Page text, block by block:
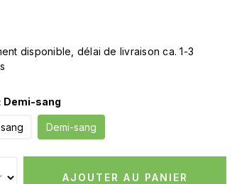
disponible, délai de livraison ca. 1-3
Demi-sang
Demi-sang
AJOUTER AU PANIER